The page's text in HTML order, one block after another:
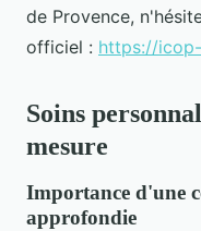
de Provence,
officiel : https://
Soins
mesure
Importance d'une
approfondie